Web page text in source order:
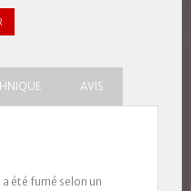
AVIS
été fumé selon un